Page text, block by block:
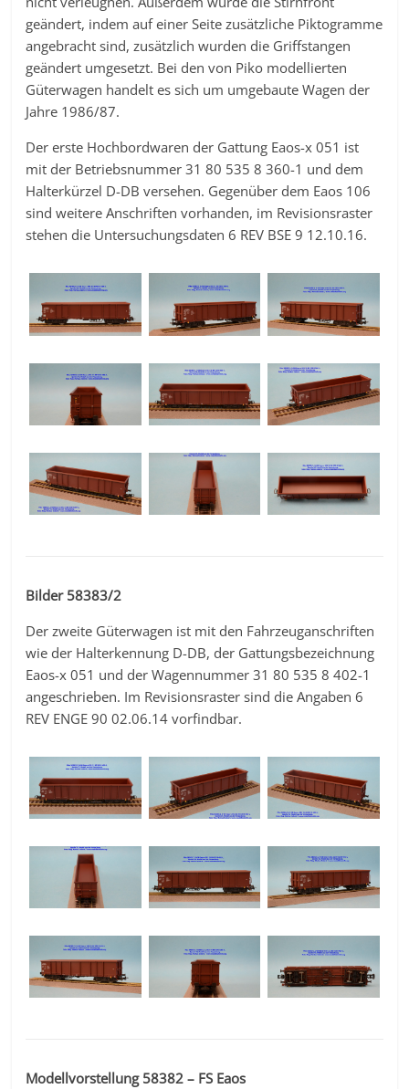
geändert, indem auf einer Seite zusätzliche Piktogramme
angebracht sind, zusätzlich wurden die Griffstangen
geändert umgesetzt. Bei den von Piko modellierten
Güterwagen handelt es sich um umgebaute Wagen der
Jahre 1986/87.
Der erste Hochbordwaren der Gattung Eaos-x 051 ist
mit der Betriebsnummer 31 80 535 8 360-1 und dem
Halterkürzel D-DB versehen. Gegenüber dem Eaos 106
sind weitere Anschriften vorhanden, im Revisionsraster
stehen die Untersuchungsdaten 6 REV BSE 9 12.10.16.
Bilder 58383/2
Der zweite Güterwagen ist mit den Fahrzeuganschriften
wie der Halterkennung D-DB, der Gattungsbezeichnung
Eaos-x 051 und der Wagennummer 31 80 535 8 402-1
angeschrieben. Im Revisionsraster sind die Angaben 6
REV ENGE 90 02.06.14 vorfindbar.
Modellvorstellung 58382 – FS Eaos